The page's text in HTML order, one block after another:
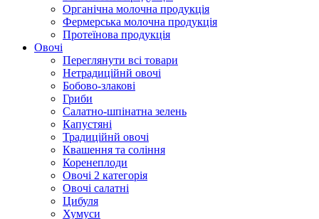
Органічна молочна продукція
Фермерська молочна продукція
Протеїнова продукція
Овочі
Переглянути всі товари
Нетрадиційнй овочі
Бобово-злакові
Гриби
Салатно-шпінатна зелень
Капустяні
Традиційнй овочі
Квашення та соління
Корeнеплоди
Овочі 2 категорія
Овочі салатні
Цибуля
Хумуси